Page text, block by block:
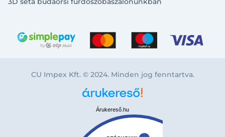
CU Impex Kft. © 2024. Minden jog fenntartva.
Árukereső.hu